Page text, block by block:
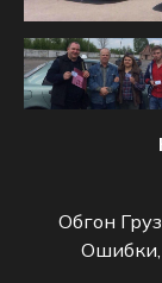
Обгон